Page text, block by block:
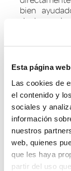
Esta página
Las cookies de
el contenido y
sociales y
información
nuestros
web, quienes
que les haya
partir del uso
bien
duchos en la
Tras la
baño de
barniz
Recordemos
objeto único
Limpiar
libre
tendrá
Pintar